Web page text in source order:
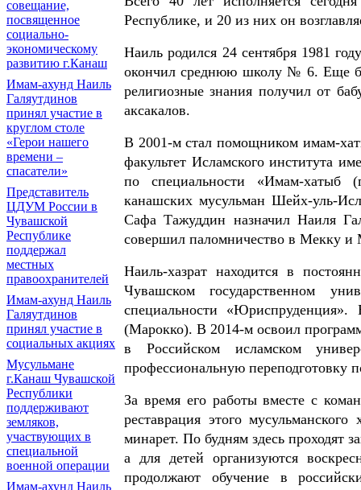
совещание,
посвященное
социально-
экономическому
развитию г.Канаш
Имам-ахунд Наиль
Галяутдинов
принял участие в
круглом столе
«Герои нашего
времени –
спасатели»
Представитель
ЦДУМ России в
Чувашской
Республике
поддержал
местных
правоохранителей
Имам-ахунд Наиль
Галяутдинов
принял участие в
социальных акциях
Мусульмане
г.Канаш Чувашской
Республики
поддерживают
земляков,
участвующих в
специальной
военной операции
Имам-ахунд Наиль
Республике, и 20 из них он
Наиль родился 24 сентября 1981
окончил среднюю школу № 6. Еще
религиозные знания получил от
аксакалов.
В 2001-м стал помощником имам-
факультет Исламского института
по специальности «Имам-хатыб
канашских мусульман Шейх-уль-
Сафа Тажуддин назначил Наиля
совершил паломничество в Мекку и
Наиль-хазрат находится в
Чувашском государственном
специальности
(Марокко). В 2014-м освоил
в Российском исламском
профессиональную переподготовку
За время его работы вместе с
реставрация этого
минарет. По будням здесь проходят
а для детей организуются
продолжают обучение в